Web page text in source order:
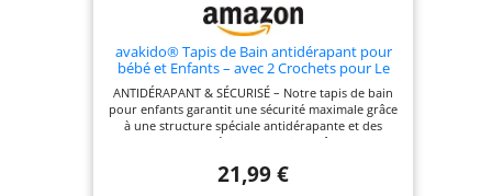
avakido® Tapis de Bain antidérapant pour
bébé et Enfants – avec 2 Crochets pour Le
séchage – Surface Douce, sans BPA, Lavable
et résistant à la moisissure
ANTIDÉRAPANT & SÉCURISÉ – Notre tapis de bain
pour enfants garantit une sécurité maximale grâce
à une structure spéciale antidérapante et des
ventouses ultra résistantes qui empêchent tout
dimensions de 100x40 cm, ce tapis antidérapant
21,99 €